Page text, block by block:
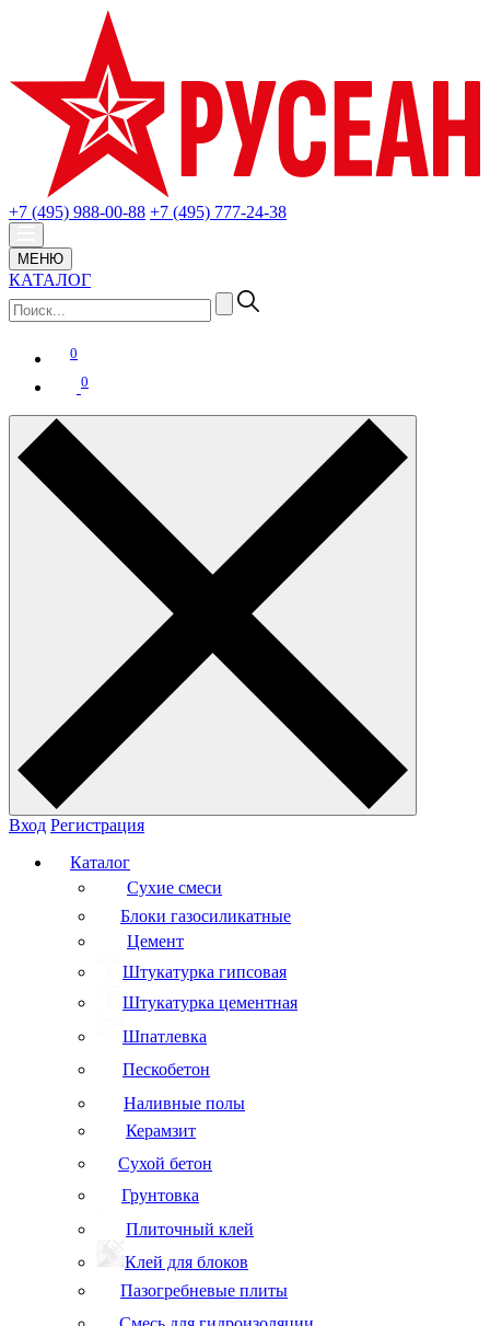
+7 (495) 988-00-88 +7 (495) 777-24-38
МЕНЮ
КАТАЛОГ
0
0
Вход Регистрация
Каталог
Сухие смеси
Блоки газосиликатные
Цемент
Штукатурка гипсовая
Штукатурка цементная
Шпатлевка
Пескобетон
Наливные полы
Керамзит
Сухой бетон
Грунтовка
Плиточный клей
Клей для блоков
Пазогребневые плиты